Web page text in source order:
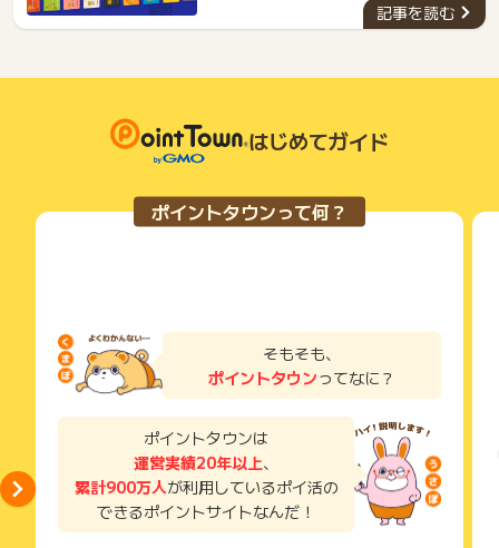
記事を読む
はじめてガイド
ポイントタウンって何？
そもそも、
ポイントタウンってなに？
ポイントタウンは
運営実績20年以上、
累計900万人が利用しているポイ活の
できるポイントサイトなんだ！